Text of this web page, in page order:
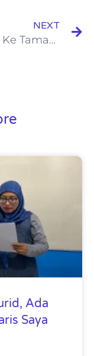
NEXT
Wisata Ke Taman Ramah Anak di Surabaya
Ada
Saya